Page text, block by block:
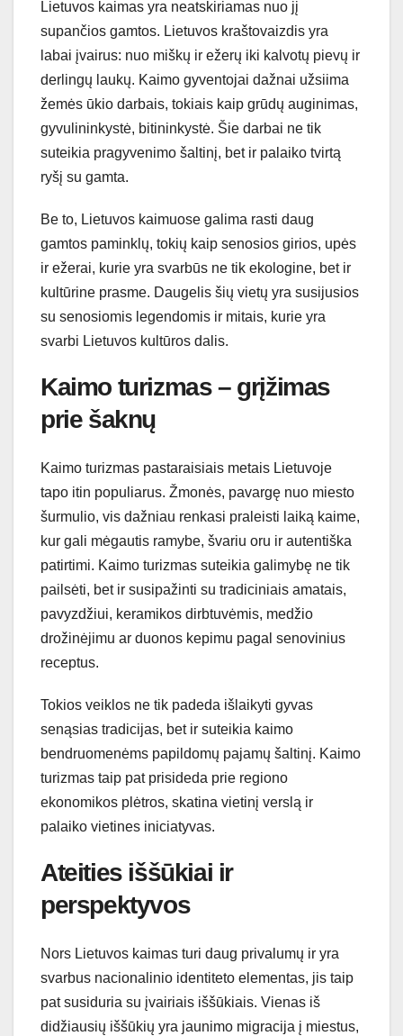
Lietuvos kaimas yra neatskiriamas nuo jį
supančios gamtos. Lietuvos kraštovaizdis yra
labai įvairus: nuo miškų ir ežerų iki kalvotų pievų ir
derlingų laukų. Kaimo gyventojai dažnai užsiima
žemės ūkio darbais, tokiais kaip grūdų auginimas,
gyvulininkystė, bitininkystė. Šie darbai ne tik
suteikia pragyvenimo šaltinį, bet ir palaiko tvirtą
ryšį su gamta.
Be to, Lietuvos kaimuose galima rasti daug
gamtos paminklų, tokių kaip senosios girios, upės
ir ežerai, kurie yra svarbūs ne tik ekologine, bet ir
kultūrine prasme. Daugelis šių vietų yra susijusios
su senosiomis legendomis ir mitais, kurie yra
svarbi Lietuvos kultūros dalis.
Kaimo turizmas – grįžimas
prie šaknų
Kaimo turizmas pastaraisiais metais Lietuvoje
tapo itin populiarus. Žmonės, pavargę nuo miesto
šurmulio, vis dažniau renkasi praleisti laiką kaime,
kur gali mėgautis ramybe, švariu oru ir autentiška
patirtimi. Kaimo turizmas suteikia galimybę ne tik
pailsėti, bet ir susipažinti su tradiciniais amatais,
pavyzdžiui, keramikos dirbtuvėmis, medžio
drožinėjimu ar duonos kepimu pagal senovinius
receptus.
Tokios veiklos ne tik padeda išlaikyti gyvas
senąsias tradicijas, bet ir suteikia kaimo
bendruomenėms papildomų pajamų šaltinį. Kaimo
turizmas taip pat prisideda prie regiono
ekonomikos plėtros, skatina vietinį verslą ir
palaiko vietines iniciatyvas.
Ateities iššūkiai ir
perspektyvos
Nors Lietuvos kaimas turi daug privalumų ir yra
svarbus nacionalinio identiteto elementas, jis taip
pat susiduria su įvairiais iššūkiais. Vienas iš
didžiausių iššūkių yra jaunimo migracija į miestus,